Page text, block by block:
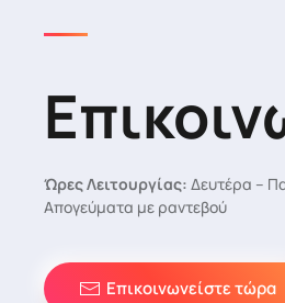
Ώρες Λειτουργίας: Δευτέρα –
Απογεύματα με ραντεβού
Επικοινωνείστε τώρα